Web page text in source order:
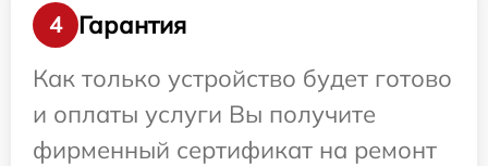
4
Гарантия
Как только устройство будет готово
и оплаты услуги Вы получите
фирменный сертификат на ремонт